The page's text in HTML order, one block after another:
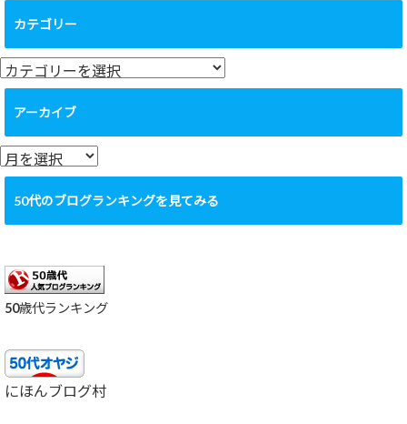
カテゴリー
カ
テ
リ
ー
アーカイブ
ア
ー
イ
50代のブログランキングを見てみる
50歳代ランキング
にほんブログ村